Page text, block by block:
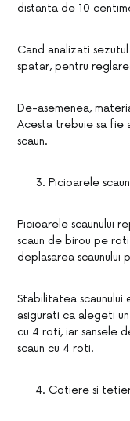
distanta de 10
Cand analizati
spatar, pentru
De-asemenea,
Acesta trebuie sa fie
scaun.
Picioarele
Picioarele scaunului
scaun de birou pe
deplasarea scaunului
Stabilitatea
asigurati ca alegeti
cu 4 roti, iar sansele
scaun cu 4 roti.
Cotiere si